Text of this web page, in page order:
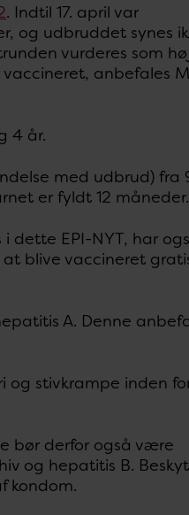
. Indtil 17. april var
og udbruddet synes
vurderes som
anbefales
4 år.
med udbrud) fra
er fyldt 12 måneder.
dette EPI-NYT, har
at blive vaccineret
A. Denne
og stivkrampe inden
bør derfor også være
og hepatitis B.
kondom.